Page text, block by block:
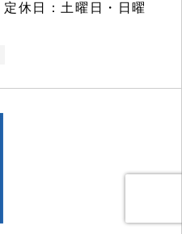
休日：土曜日・日曜